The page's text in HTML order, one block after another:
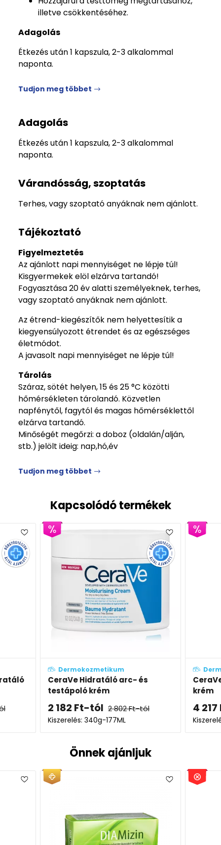
illetve csökkentéséhez.
Adagolás
Étkezés után 1 kapszula, 2-3 alkalommal
naponta.
Tudjon meg többet
Adagolás
Étkezés után 1 kapszula, 2-3 alkalommal
naponta.
Várandósság, szoptatás
Terhes, vagy szoptató anyáknak nem ajánlott.
Tájékoztató
Figyelmeztetés
Az ajánlott napi mennyiséget ne lépje túl!
Kisgyermekek elöl elzárva tartandó!
Fogyasztása 20 év alatti személyeknek, terhes,
vagy szoptató anyáknak nem ajánlott.
Az étrend-kiegészítők nem helyettesítik a
kiegyensúlyozott étrendet és az egészséges
életmódot.
A javasolt napi mennyiséget ne lépje túl!
Tárolás
Száraz, sötét helyen, 15 és 25 °C közötti
hőmérsékleten tárolandó. Közvetlen
napfénytől, fagytól és magas hőmérséklettől
elzárva tartandó.
Minőségét megőrzi: a doboz (oldalán/alján,
stb.) jelölt ideig: nap,hó,év
Tudjon meg többet
Kapcsolódó termékek
Dermokozmetikum
CeraVe SA Bőrsimító hidratáló
krém
4 217Ft-tól 5 414Ft-tól
Kiszerelés: 177ML-340ML
2
Önnek ajánljuk